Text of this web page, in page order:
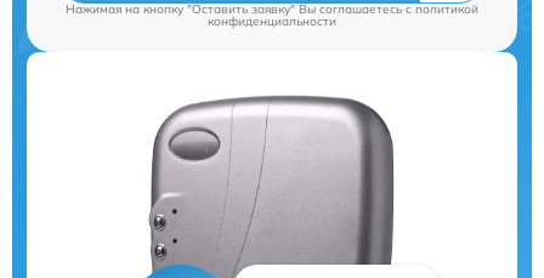
Нажимая на кнопку "Оставить заявку" Вы соглашаетесь cполитикой
конфиденциальности